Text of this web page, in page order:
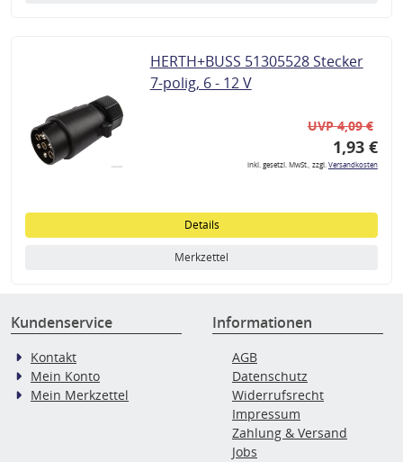
HERTH+BUSS 51305528 Stecker
7-polig, 6 - 12 V
UVP 4,09 €
1,93 €
inkl. gesetzl. MwSt., zzgl.Versandkosten
Details
Merkzettel
Kundenservice
Kontakt
Mein Konto
Mein Merkzettel
Informationen
AGB
Datenschutz
Widerrufsrecht
Impressum
Zahlung & Versand
Jobs